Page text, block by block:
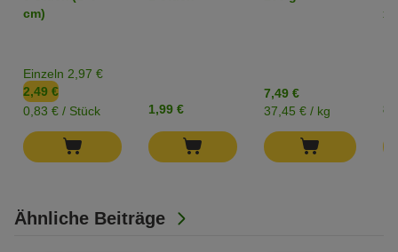
Ähnliche Beiträge
cm)
Einzeln 2,97 €
2,49 €
0,83 € / Stück
1,99 €
7,49 €
37,45 € / kg
x